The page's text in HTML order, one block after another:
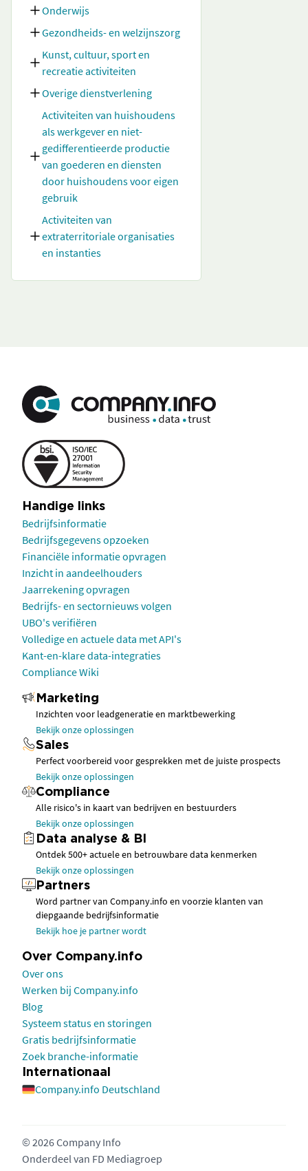
Onderwijs
Gezondheids- en welzijnszorg
Kunst, cultuur, sport en
recreatie activiteiten
Overige dienstverlening
Activiteiten van huishoudens
als werkgever en niet-
gedifferentieerde productie
van goederen en diensten
door huishoudens voor eigen
gebruik
Activiteiten van
extraterritoriale organisaties
en instanties
Handige links
Bedrijfsinformatie
Bedrijfsgegevens opzoeken
Financiële informatie opvragen
Inzicht in aandeelhouders
Jaarrekening opvragen
Bedrijfs- en sectornieuws volgen
UBO's verifiëren
Volledige en actuele data met API's
Kant-en-klare data-integraties
Compliance Wiki
Marketing
Inzichten voor leadgeneratie en marktbewerking
Bekijk onze oplossingen
Sales
Perfect voorbereid voor gesprekken met de juiste prospects
Bekijk onze oplossingen
Compliance
Alle risico's in kaart van bedrijven en bestuurders
Bekijk onze oplossingen
Data analyse & BI
Ontdek 500+ actuele en betrouwbare data kenmerken
Bekijk onze oplossingen
Partners
Word partner van Company.info en voorzie klanten van
diepgaande bedrijfsinformatie
Bekijk hoe je partner wordt
Over Company.info
Over ons
Werken bij Company.info
Blog
Systeem status en storingen
Gratis bedrijfsinformatie
Zoek branche-informatie
Internationaal
Company.info Deutschland
© 2026 Company Info
Onderdeel van FD Mediagroep